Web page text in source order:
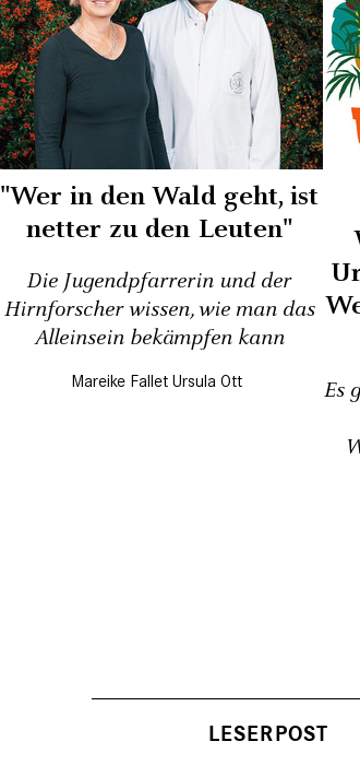
"Wer in den Wald geht, ist
netter zu den Leuten"
Die Jugendpfarrerin und der
Hirnforscher wissen, wie man das
Alleinsein bekämpfen kann
Mareike Fallet Ursula Ott
Es